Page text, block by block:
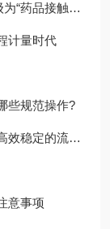
品接触系统”
计量时代
些规范操作?
体过程管理方案
意事项